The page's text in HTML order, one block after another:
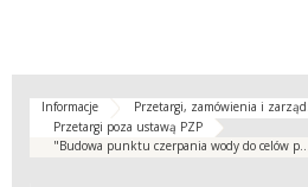
Informacje
Przetargi, zamówienia i
Przetargi poza ustawą PZP
"Budowa punktu czerpania wody do celów p...